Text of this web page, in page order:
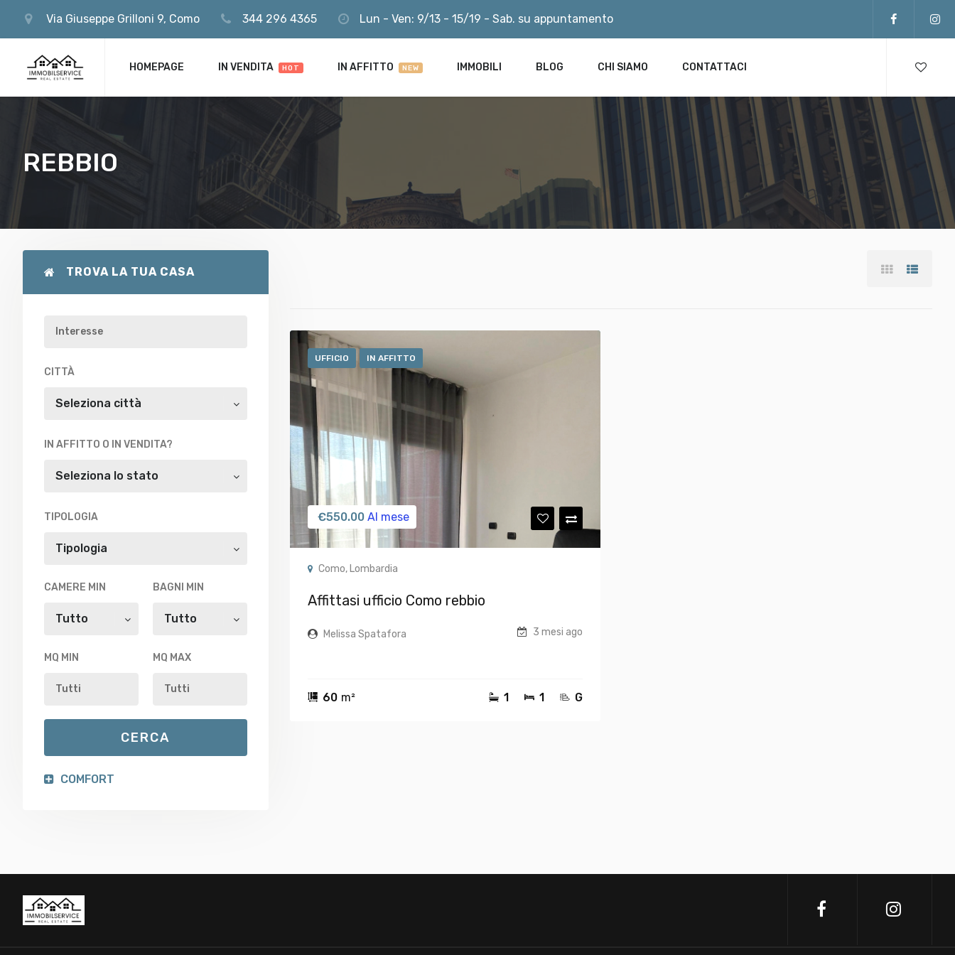
LOGIN
REMEMBER ME Lun - Ven: 9/13 - 15/19 - Sab. su appuntamento
344 296 4365
Via Giuseppe Grilloni 9, Como
HOMEPAGE IN VENDITA HOT IN AFFITTO NEW IMMOBILI BLOG CHI SIAMO CONTATTACI
REBBIO
TROVA LA TUA CASA
CITTÀ
Seleziona città
IN AFFITTO O IN VENDITA?
Seleziona lo stato
TIPOLOGIA
Tipologia
CAMERE MIN
Tutto
BAGNI MIN
Tutto
MQ MIN MQ MAX
COMFORT
UFFICIO IN AFFITTO
€550.00 Al mese
Como, Lombardia
Affittasi ufficio Como rebbio
Melissa Spatafora 3 mesi ago
60 m² G
1
1